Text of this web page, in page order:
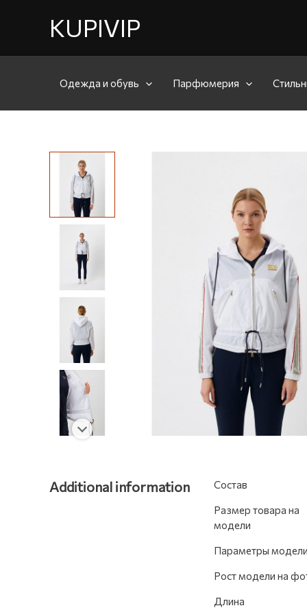
KUPIVIP
Одежда и обувь Парфюмерия
Additional information Состав
Размер товара на
модели
Параметры модели
Рост модели на
Длина